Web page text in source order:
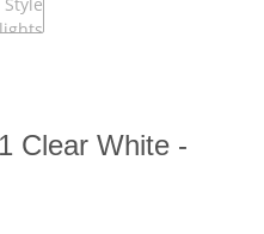
Clear White -